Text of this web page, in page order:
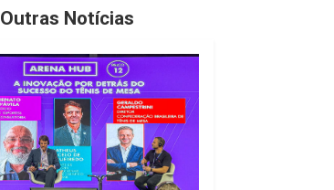
Outras Notícias